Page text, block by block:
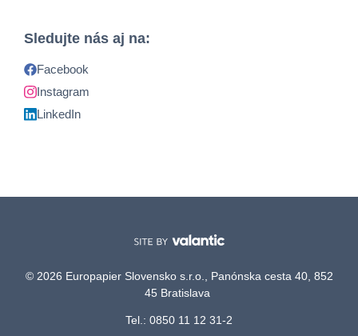
Sledujte nás aj na:
Facebook
Instagram
LinkedIn
© 2026 Europapier Slovensko s.r.o., Panónska cesta 40, 852
45 Bratislava
Tel.: 0850 11 12 31-2